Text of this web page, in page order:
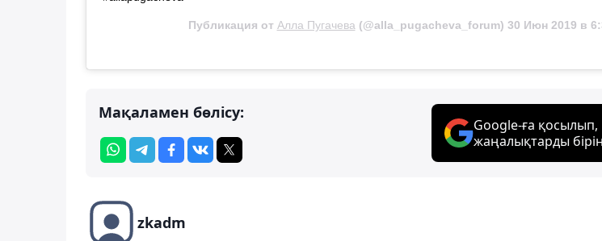
Публикация от Алла Пугачева(@alla_pugacheva_forum) 30 Июн 2019 в
Мақаламен бөлісу:
Google-ға қосылып,
жаңалықтарды
zkadm